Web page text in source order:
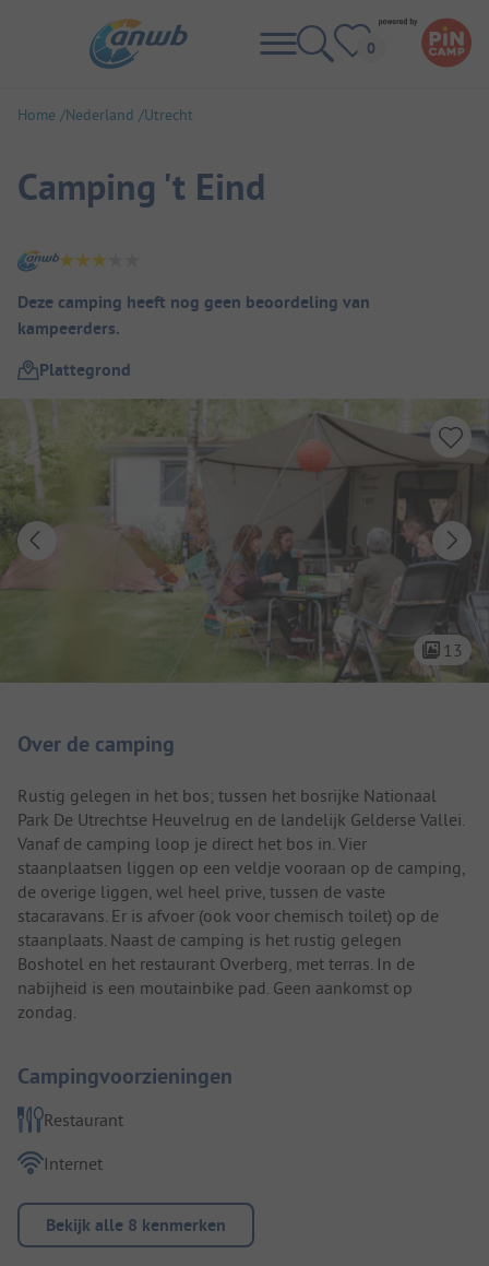
Home Nederland Utrecht
Camping 't Eind
Camping overzicht
Deze camping heeft nog geen beoordeling van
kampeerders.
Plattegrond
13
Over de camping
Rustig gelegen in het bos; tussen het bosrijke Nationaal
Park De Utrechtse Heuvelrug en de landelijk Gelderse Vallei.
Vanaf de camping loop je direct het bos in. Vier
staanplaatsen liggen op een veldje vooraan op de camping,
de overige liggen, wel heel prive, tussen de vaste
stacaravans. Er is afvoer (ook voor chemisch toilet) op de
staanplaats. Naast de camping is het rustig gelegen
Boshotel en het restaurant Overberg, met terras. In de
nabijheid is een moutainbike pad. Geen aankomst op
zondag.
Campingvoorzieningen
Restaurant
Internet
Bekijk alle 8 kenmerken